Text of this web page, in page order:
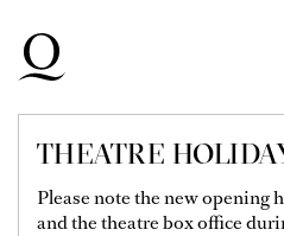
Skip to main navigation
Skip to footer
THEATRE
Please note the new opening
and the theatre box office
JO-